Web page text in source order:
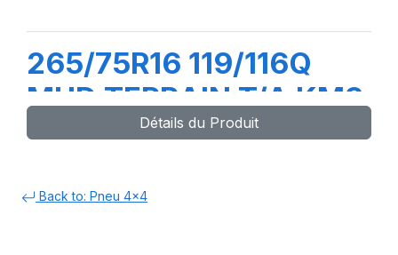
265/75R16 119/116Q
MUD TERRAIN T/A KM3
Détails du Produit
Back to: Pneu 4x4